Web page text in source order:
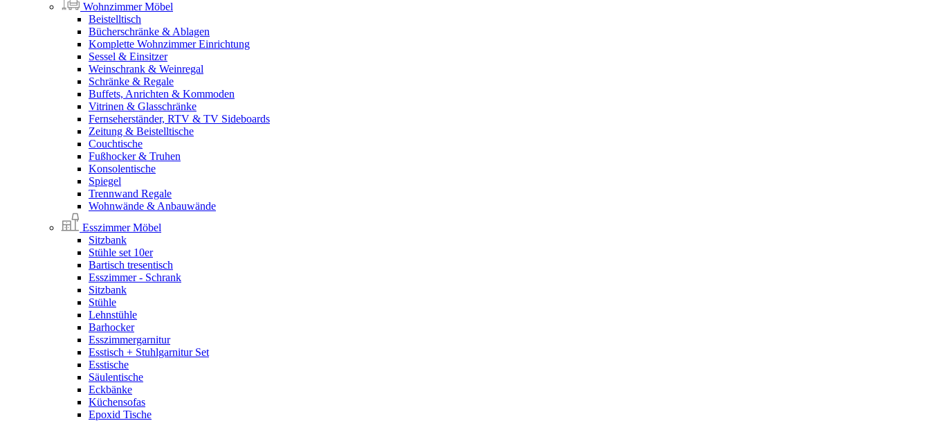
Wohnzimmer Möbel
Beistelltisch
Bücherschränke & Ablagen
Komplette Wohnzimmer Einrichtung
Sessel & Einsitzer
Weinschrank & Weinregal
Schränke & Regale
Buffets, Anrichten & Kommoden
Vitrinen & Glasschränke
Fernseherständer, RTV & TV Sideboards
Zeitung & Beistelltische
Couchtische
Fußhocker & Truhen
Konsolentische
Spiegel
Trennwand Regale
Wohnwände & Anbauwände
Esszimmer Möbel
Sitzbank
Stühle set 10er
Bartisch tresentisch
Esszimmer - Schrank
Sitzbank
Stühle
Lehnstühle
Barhocker
Esszimmergarnitur
Esstisch + Stuhlgarnitur Set
Esstische
Säulentische
Eckbänke
Küchensofas
Epoxid Tische